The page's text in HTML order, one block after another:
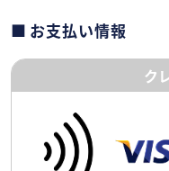
お支払い情報
ク